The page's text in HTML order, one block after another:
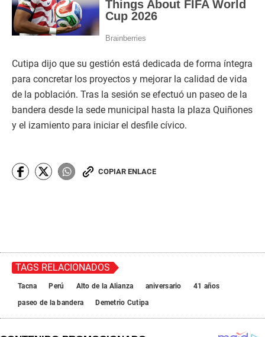
Cutipa dijo que su gestión está dedicada de forma íntegra
para concretar los proyectos y mejorar la calidad de vida
de la población. Tras la sesión se efectuó un paseo de la
bandera desde la sede municipal hasta la plaza Quiñones
y el izamiento para iniciar el desfile cívico.
COPIAR ENLACE
TAGS RELACIONADOS
Tacna Perú Alto de la Alianza aniversario
41 años
paseo de la bandera
Demetrio Cutipa